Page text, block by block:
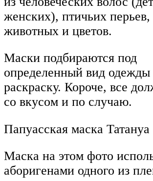
женских), птичьих
животных и цветов.
Маски подбираются под
определенный вид одежды
раскраску. Короче, все
со вкусом и по случаю.
Папуасская маска Татануа
Маска на этом фото
аборигенами одного из